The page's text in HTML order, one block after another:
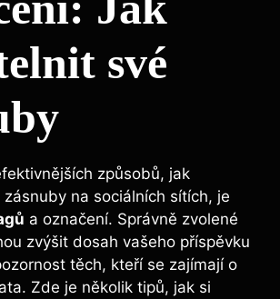
své
způsobů, jak
na sociálních sítích, je
a označení. Správně zvolené
zvýšit dosah vašeho příspěvku
těch, kteří se zajímají o
Zde je několik tipů, jak si